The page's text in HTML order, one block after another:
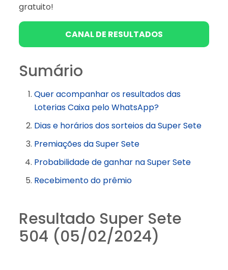
gratuito!
CANAL DE RESULTADOS
Sumário
Quer acompanhar os resultados das
Loterias Caixa pelo WhatsApp?
Dias e horários dos sorteios da Super Sete
Premiações da Super Sete
Probabilidade de ganhar na Super Sete
Recebimento do prêmio
Resultado Super Sete
504 (05/02/2024)